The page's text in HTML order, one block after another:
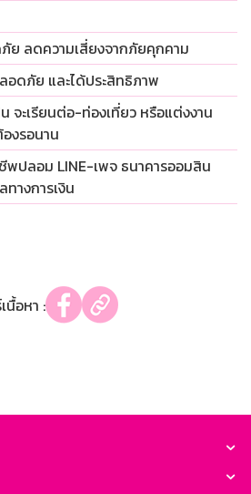
ย ลดความเสี่ยงจากภัยคุกคาม
อดภัย และได้ประสิทธิภาพ
จะเรียนต่อ-ท่องเที่ยว หรือแต่งงาน
งรอนาน
ปลอม LINE-เพจ ธนาคารออมสิน
างการเงิน
นื้อหา :